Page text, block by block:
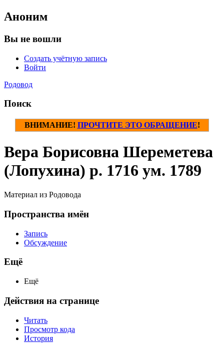
Аноним
Вы не вошли
Создать учётную запись
Войти
Родовод
Поиск
ВНИМАНИЕ! ПРОЧТИТЕ ЭТО ОБРАЩЕНИЕ!
Вера Борисовна Шереметева
(Лопухина) р. 1716 ум. 1789
Материал из Родовода
Пространства имён
Запись
Обсуждение
Ещё
Ещё
Действия на странице
Читать
Просмотр кода
История